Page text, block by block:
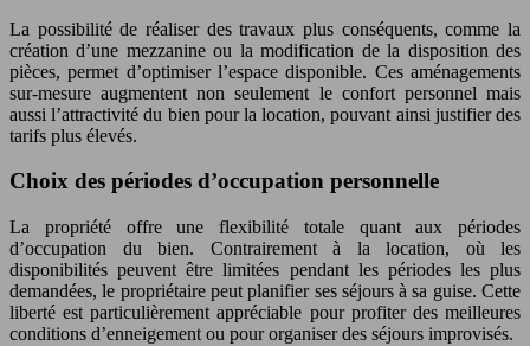
La possibilité de réaliser des travaux plus conséquents, comme la
création d’une mezzanine ou la modification de la disposition des
pièces, permet d’optimiser l’espace disponible. Ces aménagements
sur-mesure augmentent non seulement le confort personnel mais
aussi l’attractivité du bien pour la location, pouvant ainsi justifier des
tarifs plus élevés.
Choix des périodes d’occupation personnelle
La propriété offre une flexibilité totale quant aux périodes
d’occupation du bien. Contrairement à la location, où les
disponibilités peuvent être limitées pendant les périodes les plus
demandées, le propriétaire peut planifier ses séjours à sa guise. Cette
liberté est particulièrement appréciable pour profiter des meilleures
conditions d’enneigement ou pour organiser des séjours improvisés.